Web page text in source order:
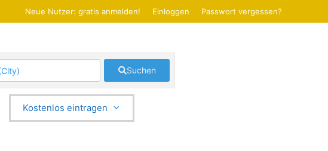
Neue Nutzer: gratis anmelden! Einloggen Passwort vergessen?
Suchen
Kostenlos eintragen